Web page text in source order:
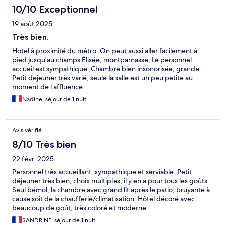
10/10 Exceptionnel
19 août 2025
Très bien.
Hotel à proximité du métro. On peut aussi aller facilement à
pied jusqu'au champs Élisée, montparnasse, Le personnel
accueil est sympathique. Chambre bien insonorisée, grande.
Petit dejeuner très varié, seule la salle est un peu petite au
moment de l affluence.
Nadine, séjour de 1 nuit
Avis vérifié
8/10 Très bien
22 févr. 2025
Personnel très accueillant, sympathique et serviable. Petit
déjeuner très bien, choix multiples, il y en a pour tous les goûts.
Seul bémol, la chambre avec grand lit après le patio, bruyante à
cause soit de la chaufferie/climatisation. Hôtel décoré avec
beaucoup de goût, très coloré et moderne.
SANDRINE, séjour de 1 nuit